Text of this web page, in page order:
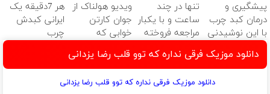
میلیون تومان!!!
دندان
با40%تخفیف)
بفروش
پیشگیری و
درمان کبد چرب
با این نوشیدنی
گیاهی
تنها در چند
ساعت و با یکبار
مراجعه فروخته
ویدیو هولناک از
جوان کارتن
خوابی که
آموزش رایگان
هر 7دقیقه یک
ایرانی کبدش
چرب
پاکسازی کبد با
تخفیف)
دانلود موزیک فرقی نداره که توو قلب رضا یزدانی
دانلود موزیک فرقی نداره که توو قلب رضا یزدانی